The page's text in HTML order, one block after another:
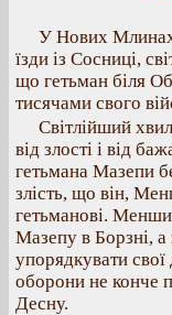
У Нових
їзди із Сосниці,
що гетьман біля
тисячами свого
Світлійший
від злості і від
гетьмана Мазепи
злість, що він,
гетьманові.
Мазепу в Борзні, а
упорядкувати свої
оборони не конче
Десну.